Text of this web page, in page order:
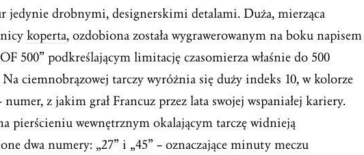
jedynie drobnymi, designerskimi detalami. Duża, mierząca
koperta, ozdobiona została wygrawerowanym na boku napisem
500” podkreślającym limitację czasomierza właśnie do 500
Na ciemnobrązowej tarczy wyróżnia się duży indeks 10, w kolorze
z jakim grał Francuz przez lata swojej wspaniałej kariery.
pierścieniu wewnętrznym okalającym tarczę widnieją
dwa numery: „27” i „45” – oznaczające minuty meczu